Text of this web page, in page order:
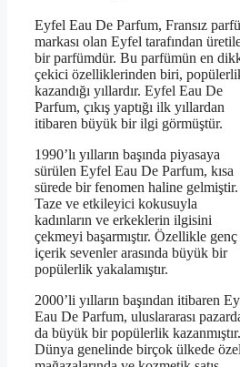
Eyfel Eau De Parfum, Fransız
markası olan Eyfel tarafından
bir parfümdür. Bu parfümün en
çekici özelliklerinden biri,
kazandığı yıllardır. Eyfel Eau De
Parfum, çıkış yaptığı ilk yıllardan
itibaren büyük bir ilgi görmüştür.
1990’lı yılların başında piyasaya
sürülen Eyfel Eau De Parfum, kısa
sürede bir fenomen haline gelmiştir.
Taze ve etkileyici kokusuyla
kadınların ve erkeklerin ilgisini
çekmeyi başarmıştır. Özellikle genç
içerik sevenler arasında büyük bir
popülerlik yakalamıştır.
2000’li yılların başından itibaren
Eau De Parfum, uluslararası
da büyük bir popülerlik kazanmıştır.
Dünya genelinde birçok ülkede özel